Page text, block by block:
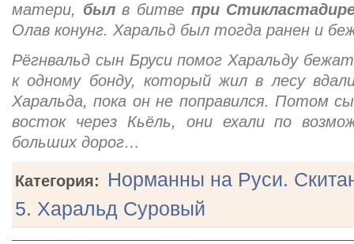
матери, былв битве при
Олав конунг. Харальд был тогда ранен и
Рёгнвальд сын Бруси помог Харальду
к одному бонду, который жил в лесу
Харальда, пока он не поправился. Потом
восток через Кьёль, они ехали по
больших дорог…
Категория:
Норманны на Руси.
5. Харальд Суровый